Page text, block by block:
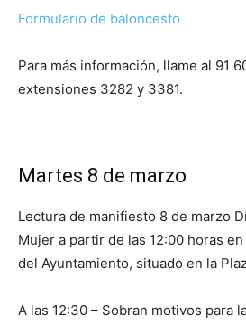
Formulario de baloncesto
Para más información, llame al 91
extensiones 3282 y 3381.
Martes 8 de marzo
Lectura de manifiesto 8 de marzo
Mujer a partir de las 12:00 horas
del Ayuntamiento, situado en la
A las 12:30 – Sobran motivos para